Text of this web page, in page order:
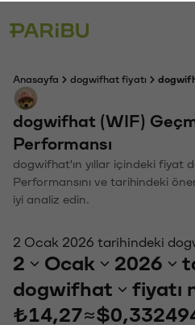
Anasayfa dogwifhat fiyatı
dogwifhat (WIF)
Performansı
dogwifhat'ın yıllar içindeki fiyat
Performansını ve tarihindeki
iyi analiz edin.
2 Ocak 2026 tarihindeki
2 Ocak 2026
dogwifhat
fiyatı
₺14,27≈